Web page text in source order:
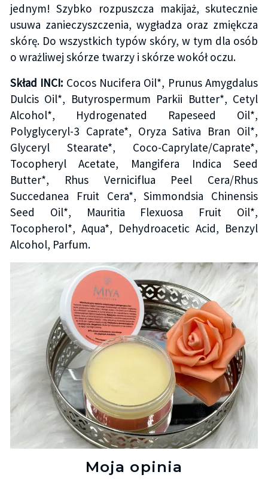
jednym! Szybko rozpuszcza makijaż, skutecznie
usuwa zanieczyszczenia, wygładza oraz zmiękcza
skórę. Do wszystkich typów skóry, w tym dla osób
o wrażliwej skórze twarzy i skórze wokół oczu.
Skład INCI: Cocos Nucifera Oil*, Prunus Amygdalus
Dulcis Oil*, Butyrospermum Parkii Butter*, Cetyl
Alcohol*, Hydrogenated Rapeseed Oil*,
Polyglyceryl-3 Caprate*, Oryza Sativa Bran Oil*,
Glyceryl Stearate*, Coco-Caprylate/Caprate*,
Tocopheryl Acetate, Mangifera Indica Seed
Butter*, Rhus Verniciflua Peel Cera/Rhus
Succedanea Fruit Cera*, Simmondsia Chinensis
Seed Oil*, Mauritia Flexuosa Fruit Oil*,
Tocopherol*, Aqua*, Dehydroacetic Acid, Benzyl
Alcohol, Parfum.
Moja opinia